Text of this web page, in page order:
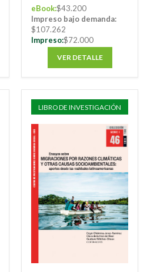
eBook:$43.200
Impreso bajo demanda:
$107.262
Impreso:$72.000
VER DETALLE
LIBRO DE INVESTIGACIÓN